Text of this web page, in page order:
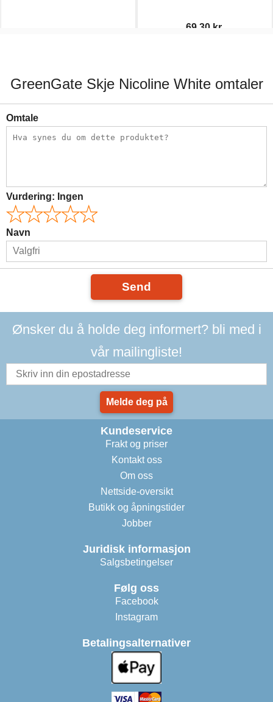
69,30 kr.
GreenGate Skje Nicoline White omtaler
Omtale
Vurdering: Ingen
Navn
Send
Ønsker du å holde deg informert? bli med i
vår mailingliste!
Melde deg på
Kundeservice
Frakt og priser
Kontakt oss
Om oss
Nettside-oversikt
Butikk og åpningstider
Jobber
Juridisk informasjon
Salgsbetingelser
Følg oss
Facebook
Instagram
Betalingsalternativer